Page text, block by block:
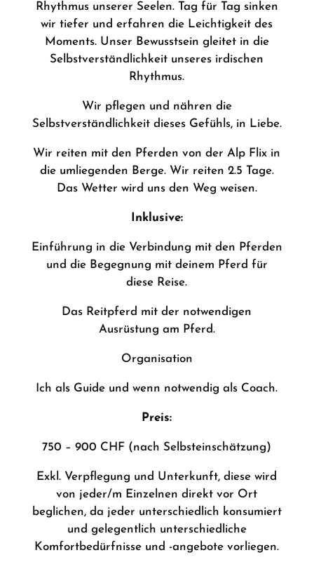
Rhythmus unserer Seelen. Tag für Tag sinken
wir tiefer und erfahren die Leichtigkeit des
Moments. Unser Bewusstsein gleitet in die
Selbstverständlichkeit unseres irdischen
Rhythmus.
Wir pflegen und nähren die
Selbstverständlichkeit dieses Gefühls, in Liebe.
Wir reiten mit den Pferden von der Alp Flix in
die umliegenden Berge. Wir reiten 2.5 Tage.
Das Wetter wird uns den Weg weisen.
Inklusive:
Einführung in die Verbindung mit den Pferden
und die Begegnung mit deinem Pferd für
diese Reise.
Das Reitpferd mit der notwendigen
Ausrüstung am Pferd.
Organisation
Ich als Guide und wenn notwendig als Coach.
Preis:
750 – 900 CHF (nach Selbsteinschätzung)
Exkl. Verpflegung und Unterkunft, diese wird
von jeder/m Einzelnen direkt vor Ort
beglichen, da jeder unterschiedlich konsumiert
und gelegentlich unterschiedliche
Komfortbedürfnisse und -angebote vorliegen.